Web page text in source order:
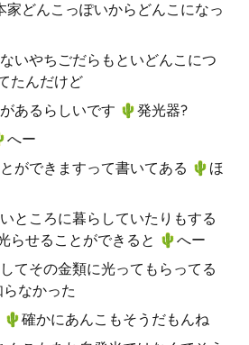
どんこっぽいからどんこになっ
いやちごだらもといどんこにつ
たんだけど
あるらしいです 🌵️発光器?
へー
ができますって書いてある 🌵️ほ
ところに暮らしていたりもする
らせることができると 🌵️へー
てその金類に光ってもらってる
なかった
確かにあんこもそうだもんね